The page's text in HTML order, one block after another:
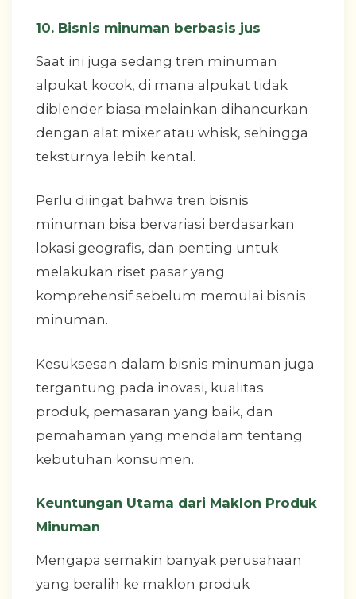
10. Bisnis minuman berbasis jus
Saat ini juga sedang tren minuman
alpukat kocok, di mana alpukat tidak
diblender biasa melainkan dihancurkan
dengan alat mixer atau whisk, sehingga
teksturnya lebih kental.
Perlu diingat bahwa tren bisnis
minuman bisa bervariasi berdasarkan
lokasi geografis, dan penting untuk
melakukan riset pasar yang
komprehensif sebelum memulai bisnis
minuman.
Kesuksesan dalam bisnis minuman juga
tergantung pada inovasi, kualitas
produk, pemasaran yang baik, dan
pemahaman yang mendalam tentang
kebutuhan konsumen.
Keuntungan Utama dari Maklon Produk
Minuman
Mengapa semakin banyak perusahaan
yang beralih ke maklon produk